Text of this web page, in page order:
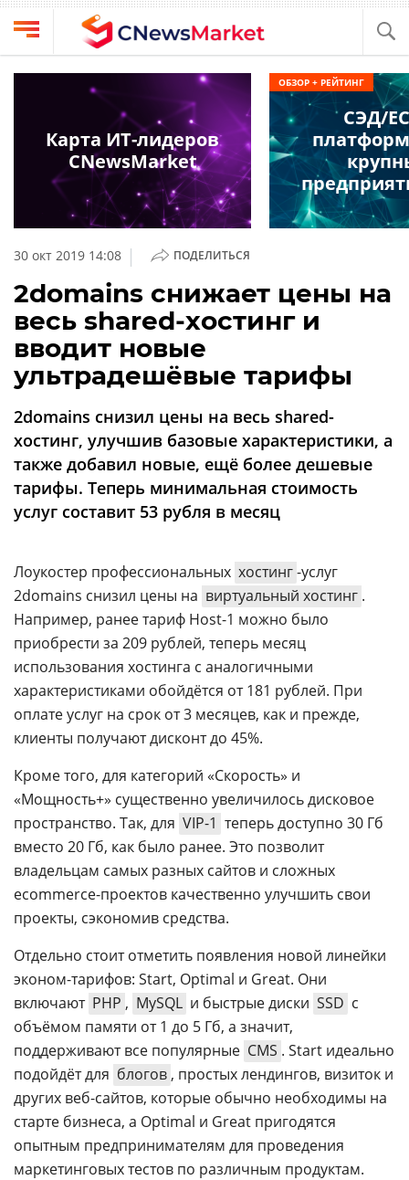
Выбрать
провайдера
Компании
обзоры
кабинет
О
проекте
CNews
Аналитика
Конференции
Техника
ТВ
Об
издании
Реклама
Вакансии
Telegram
Дзен
VK
Rutube
CNews
Конференции
Техника
30 окт 2019 14:08 | ПОДЕЛИТЬСЯ
2domains снижает цены на
весь shared-хостинг и
вводит новые
ультрадешёвые тарифы
2domains снизил цены на весь shared-
хостинг, улучшив базовые характеристики, а
также добавил новые, ещё более дешевые
тарифы. Теперь минимальная стоимость
услуг составит 53 рубля в месяц
Лоукостер профессиональных хостинг-услуг
2domains снизил цены на виртуальный хостинг .
Например, ранее тариф Host-1 можно было
приобрести за 209 рублей, теперь месяц
использования хостинга с аналогичными
характеристиками обойдётся от 181 рублей. При
оплате услуг на срок от 3 месяцев, как и прежде,
клиенты получают дисконт до 45%.
Кроме того, для категорий «‎Скорость» и
«‎Мощность+» существенно увеличилось дисковое
пространство. Так, для VIP-1 теперь доступно 30 Гб
вместо 20 Гб, как было ранее. Это позволит
владельцам самых разных сайтов и сложных
ecommerce-проектов качественно улучшить свои
проекты, сэкономив средства.
Отдельно стоит отметить появления новой линейки
эконом-тарифов: Start, Optimal и Great. Они
включают PHP , MySQL и быстрые диски SSD с
объёмом памяти от 1 до 5 Гб, а значит,
поддерживают все популярные CMS . Start идеально
подойдёт для блогов , простых лендингов, визиток и
других веб-сайтов, которые обычно необходимы на
старте бизнеса, а Optimal и Great пригодятся
опытным предпринимателям для проведения
маркетинговых тестов по различным продуктам.
Карта ИТ-лидеров
CNewsMarket
СЭД/
ОБЗОР + РЕЙТИНГ